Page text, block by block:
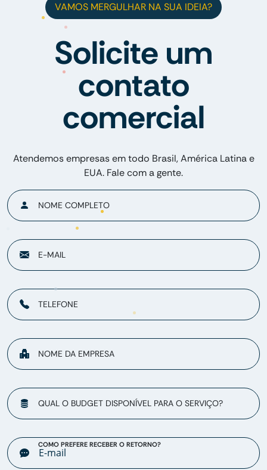
VAMOS MERGULHAR NA SUA IDEIA?
Solicite um
contato
comercial
Atendemos empresas em todo Brasil, América Latina e
EUA. Fale com a gente.
NOME COMPLETO
E-MAIL
TELEFONE
NOME DA EMPRESA
QUAL O BUDGET DISPONÍVEL PARA O SERVIÇO?
COMO PREFERE RECEBER O RETORNO?